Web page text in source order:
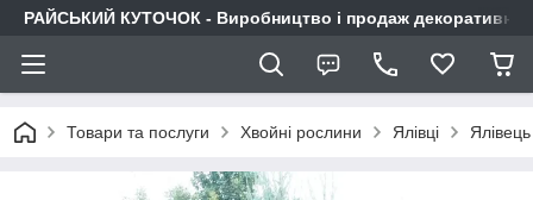
РАЙСЬКИЙ КУТОЧОК - Виробництво і продаж декоративних
Товари та послуги Хвойні рослини Ялівці